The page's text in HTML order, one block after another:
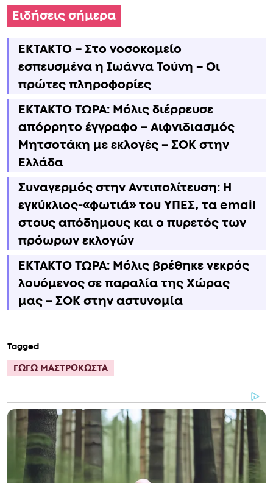
Ειδήσεις σήμερα
ΕΚΤΑΚΤΟ – Στο νοσοκομείο
εσπευσμένα η Ιωάννα Τούνη – Οι
πρώτες πληροφορίες
ΕΚΤΑΚΤΟ ΤΩΡΑ: Μόλις διέρρευσε
απόρρητο έγγραφο – Αιφνιδιασμός
Μητσοτάκη με εκλογές – ΣΟΚ στην
Ελλάδα
Συναγερμός στην Αντιπολίτευση: Η
εγκύκλιος-«φωτιά» του ΥΠΕΣ, τα email
στους απόδημους και ο πυρετός των
πρόωρων εκλογών
ΕΚΤΑΚΤΟ ΤΩΡΑ: Μόλις βρέθηκε νεκρός
λουόμενος σε παραλία της Χώρας
μας – ΣΟΚ στην αστυνομία
Tagged
ΓΩΓΩ ΜΑΣΤΡΟΚΩΣΤΑ